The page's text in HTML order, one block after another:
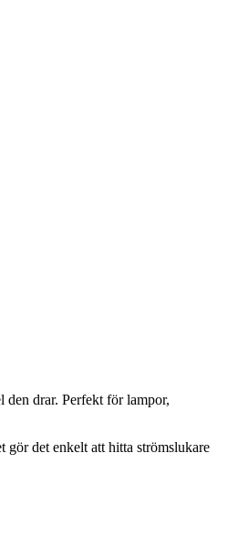
drar. Perfekt för lampor,
gör det enkelt att hitta strömslukare